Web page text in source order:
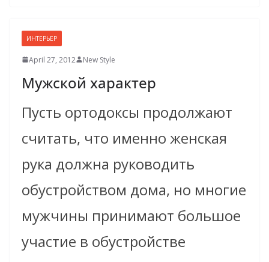
ИНТЕРЬЕР
April 27, 2012 New Style
Мужской характер
Пусть ортодоксы продолжают
считать, что именно женская
рука должна руководить
обустройством дома, но многие
мужчины принимают большое
участие в обустройстве